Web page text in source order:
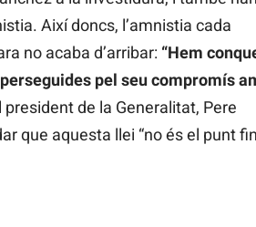
Així doncs, l’amnistia cada
no acaba d’arribar: “Hem
pel seu compromís
president de la Generalitat, Pere
que aquesta llei “no és el punt